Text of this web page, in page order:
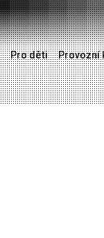
Pro děti Provozní